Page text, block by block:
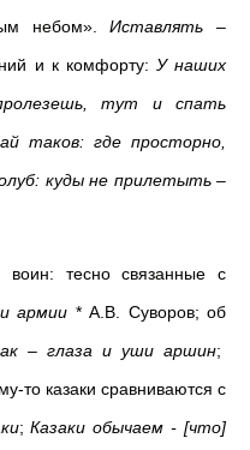
небом».Иставлять –
и к комфорту: У наших
тут и спать
таков: где просторно,
куды не прилетыть –
тесно связанные с
армии * А.В. Суворов; об
– глаза и уши аршин;
то казаки сравниваются с
;Казаки обычаем - [что]